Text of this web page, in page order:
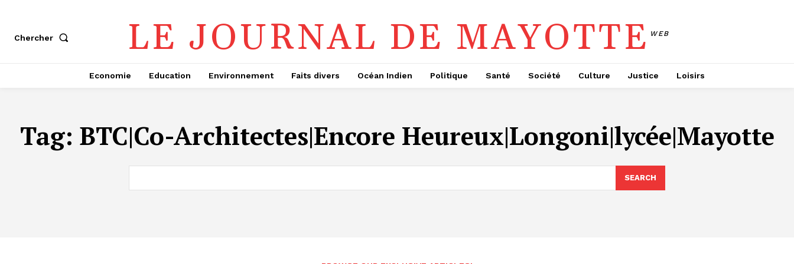
Chercher LE JOURNAL DE MAYOTTE WEB
Economie Education Environnement Faits divers Océan Indien Politique Santé Société Culture Justice Loisirs
Tag: BTC|Co-Architectes|Encore Heureux|Longoni|lycée|Mayotte
SEARCH